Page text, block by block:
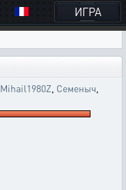
ИГРА
Mihail1980Z Семеныч